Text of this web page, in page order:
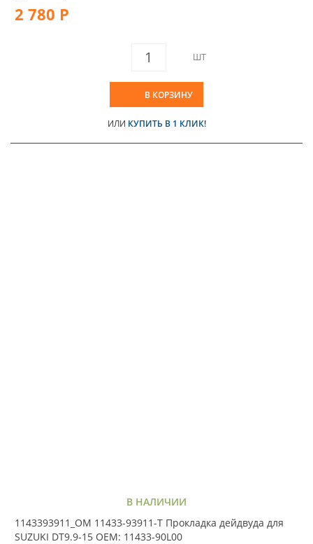
2 780 Р
ШТ
В КОРЗИНУ
ИЛИ КУПИТЬ В 1 КЛИК!
В НАЛИЧИИ
1143393911_OM 11433-93911-T Прокладка дейдвуда для
SUZUKI DT9.9-15 OEM: 11433-90L00